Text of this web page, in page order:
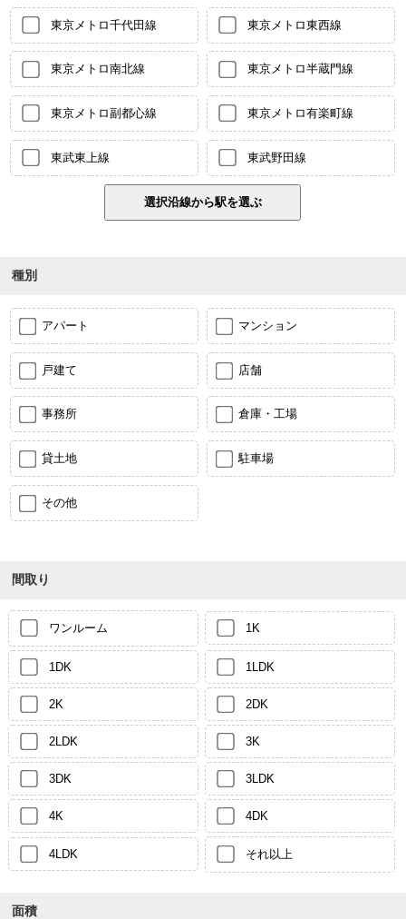
東京メトロ千代田線 東京メトロ東西線
東京メトロ南北線 東京メトロ半蔵門線
東京メトロ副都心線 東京メトロ有楽町線
東武東上線 東武野田線
種別
アパート マンション
戸建て 店舗
事務所 倉庫・工場
貸土地 駐車場
その他
間取り
ワンルーム 1K
1DK 1LDK
2K 2DK
2LDK 3K
3DK 3LDK
4K 4DK
4LDK それ以上
面積